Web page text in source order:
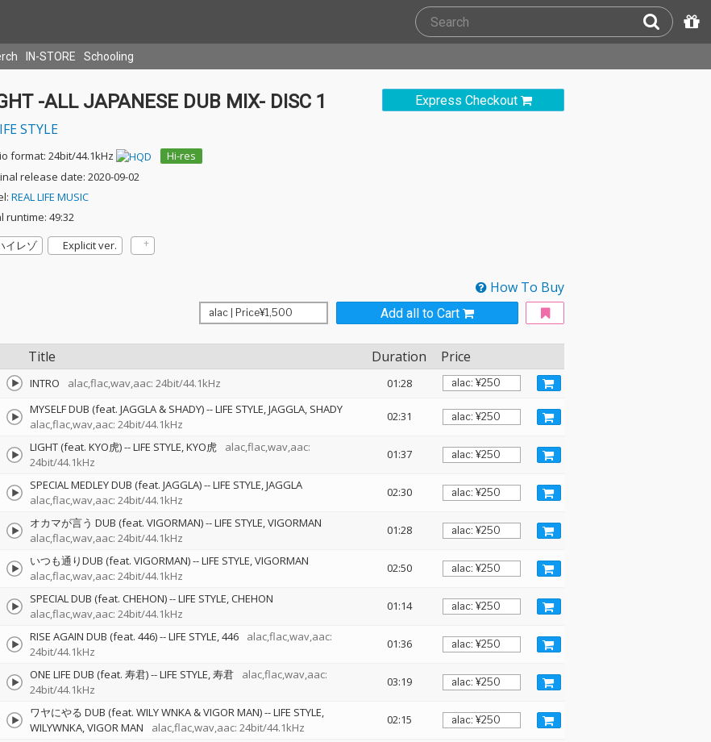
IN-STORE Schooling
Express Checkout
-ALL JAPANESE DUB MIX- DISC 1
STYLE
format: 24bit/44.1kHz
Hi-res
release date: 2020-09-02
REAL LIFE MUSIC
runtime: 49:32
イレゾ
Explicit ver.
How To Buy
Add all to Cart
Title Duration Price
INTRO alac,flac,wav,aac: 24bit/44.1kHz 01:28
MYSELF DUB (feat. JAGGLA & SHADY)--LIFE STYLE JAGGLA SHADY
alac,flac,wav,aac: 24bit/44.1kHz
02:31
LIGHT (feat. KYO虎)--LIFE STYLE KYO虎
alac,flac,wav,aac:
24bit/44.1kHz
01:37
SPECIAL MEDLEY DUB (feat. JAGGLA)--LIFE STYLE JAGGLA
alac,flac,wav,aac: 24bit/44.1kHz
02:30
オカマが言う DUB (feat. VIGORMAN)--LIFE STYLE VIGORMAN
alac,flac,wav,aac: 24bit/44.1kHz
01:28
いつも通りDUB (feat. VIGORMAN)--LIFE STYLE VIGORMAN
alac,flac,wav,aac: 24bit/44.1kHz
02:50
SPECIAL DUB (feat. CHEHON)--LIFE STYLE CHEHON
alac,flac,wav,aac: 24bit/44.1kHz
01:14
RISE AGAIN DUB (feat. 446)--LIFE STYLE 446
alac,flac,wav,aac:
24bit/44.1kHz
01:36
ONE LIFE DUB (feat. 寿君)--LIFE STYLE 寿君
alac,flac,wav,aac:
24bit/44.1kHz
03:19
ワヤにやる DUB (feat. WILY WNKA & VIGOR MAN)--LIFE STYLE
WILYWNKA VIGOR MAN alac,flac,wav,aac: 24bit/44.1kHz
02:15